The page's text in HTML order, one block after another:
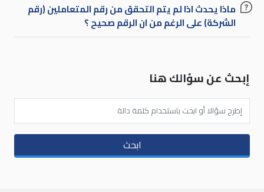
ماذا يحدث اذا لم يتم التحقق من رقم المتعاملين (رقم
الشركة) على الرغم من ان الرقم صحيح ؟
إبحث عن سؤالك هنا
ابحث